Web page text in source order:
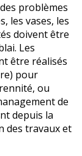
problèmes
les vases, les
doivent être
Les
être réalisés
pour
ou
de
depuis la
des travaux et